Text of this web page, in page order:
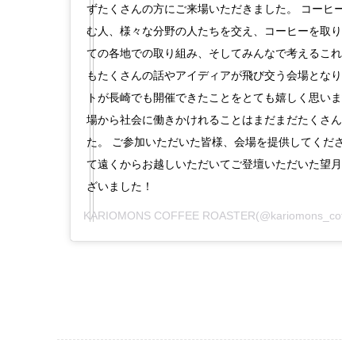
ずたくさんの方にご来場いただきました。 コーヒ
む人、様々な分野の人たちを交え、コーヒーを取
ての各地での取り組み、そしてみんなで考えるこ
もたくさんの話やアイディアが飛び交う会場とな
トが長崎でも開催できたことをとても嬉しく思い
場から社会に働きかけれることはまだまだたくさ
た。 ご参加いただいた皆様、会場を提供してくだ
て遠くからお越しいただいてご登壇いただいた望
ざいました！
KARIOMONS COFFEE ROASTER